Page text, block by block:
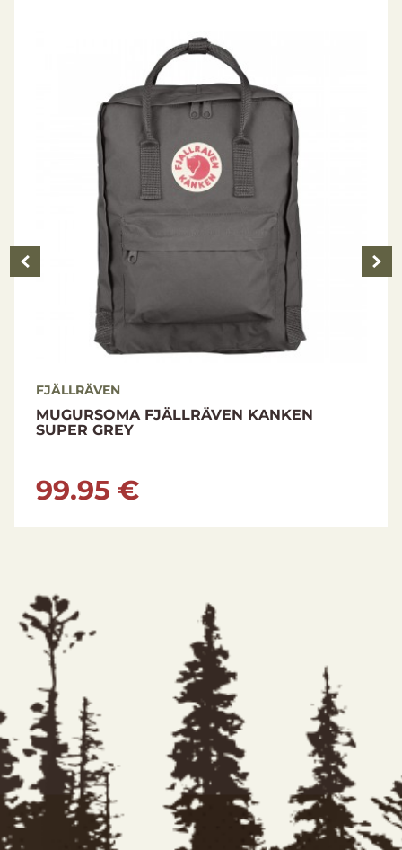
FJÄLLRÄVEN
MUGURSOMA FJÄLLRÄVEN KANKEN
SUPER GREY
99.95 €